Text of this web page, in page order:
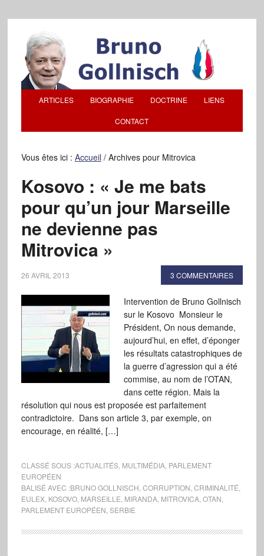
ARTICLES BIOGRAPHIE DOCTRINE LIENS
CONTACT
Vous êtes ici : Accueil /Archives pour Mitrovica
Kosovo : « Je me bats
pour qu’un jour Marseille
ne devienne pas
Mitrovica »
26 AVRIL 2013 3 COMMENTAIRES
Intervention de Bruno Gollnisch
sur le Kosovo Monsieur le
Président, On nous demande,
aujourd’hui, en effet, d’éponger
les résultats catastrophiques de
la guerre d’agression qui a été
commise, au nom de l’OTAN,
dans cette région. Mais la
résolution qui nous est proposée est parfaitement
contradictoire. Dans son article 3, par exemple, on
encourage, en réalité, […]
CLASSÉ SOUS :ACTUALITÉS, MULTIMÉDIA, PARLEMENT
EUROPÉEN
BALISÉ AVEC :BRUNO GOLLNISCH CORRUPTION CRIMINALITÉ
EULEX, KOSOVO, MARSEILLE MIRANDA, MITROVICA, OTAN
PARLEMENT EUROPÉEN SERBIE